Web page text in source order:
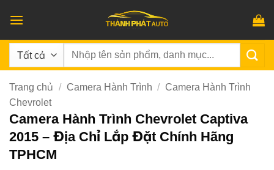
qua
nội
dung
Tìm
Trang chủ / Camera Hành Trình / Camera Hành Trình
Chevrolet
Camera Hành Trình Chevrolet Captiva
2015 – Địa Chỉ Lắp Đặt Chính Hãng
TPHCM